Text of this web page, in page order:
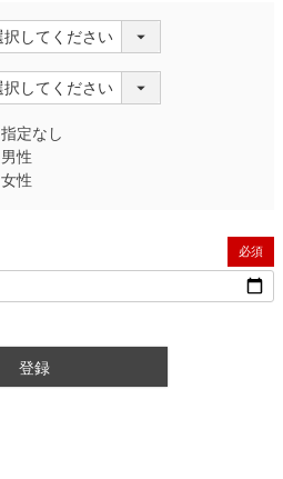
指定なし
男性
女性
(必須)
登録